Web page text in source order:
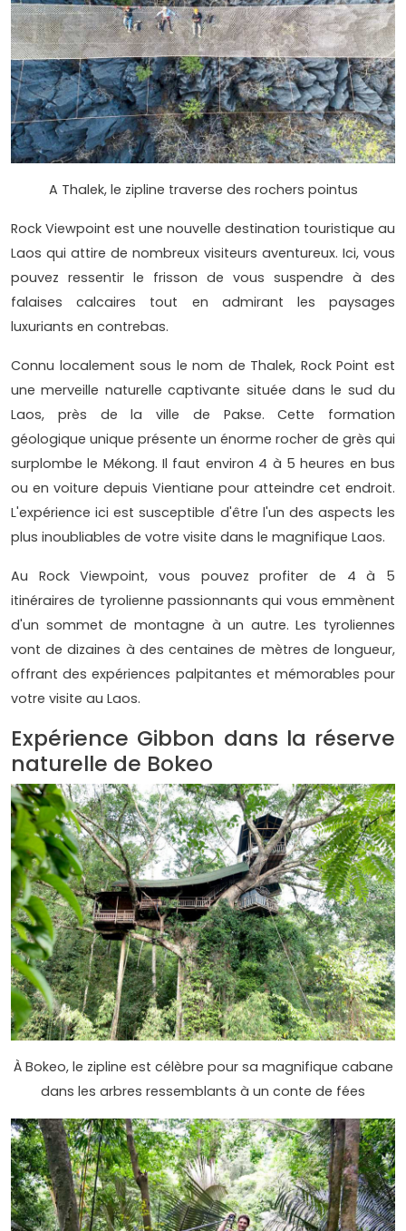
A Thalek, le zipline traverse des rochers pointus
Rock Viewpoint est une nouvelle destination touristique au
Laos qui attire de nombreux visiteurs aventureux. Ici, vous
pouvez ressentir le frisson de vous suspendre à des
falaises calcaires tout en admirant les paysages
luxuriants en contrebas.
Connu localement sous le nom de Thalek, Rock Point est
une merveille naturelle captivante située dans le sud du
Laos, près de la ville de Pakse. Cette formation
géologique unique présente un énorme rocher de grès qui
surplombe le Mékong. Il faut environ 4 à 5 heures en bus
ou en voiture depuis Vientiane pour atteindre cet endroit.
L'expérience ici est susceptible d'être l'un des aspects les
plus inoubliables de votre visite dans le magnifique Laos.
Au Rock Viewpoint, vous pouvez profiter de 4 à 5
itinéraires de tyrolienne passionnants qui vous emmènent
d'un sommet de montagne à un autre. Les tyroliennes
vont de dizaines à des centaines de mètres de longueur,
offrant des expériences palpitantes et mémorables pour
votre visite au Laos.
Expérience Gibbon dans la réserve
naturelle de Bokeo
À Bokeo, le zipline est célèbre pour sa magnifique cabane
dans les arbres ressemblants à un conte de fées